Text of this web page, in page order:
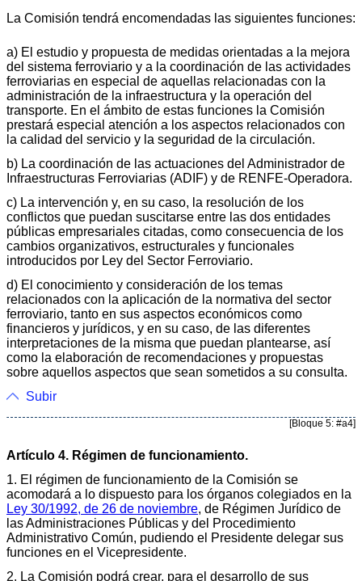
La Comisión tendrá encomendadas las siguientes funciones:
a) El estudio y propuesta de medidas orientadas a la mejora
del sistema ferroviario y a la coordinación de las actividades
ferroviarias en especial de aquellas relacionadas con la
administración de la infraestructura y la operación del
transporte. En el ámbito de estas funciones la Comisión
prestará especial atención a los aspectos relacionados con
la calidad del servicio y la seguridad de la circulación.
b) La coordinación de las actuaciones del Administrador de
Infraestructuras Ferroviarias (ADIF) y de RENFE-Operadora.
c) La intervención y, en su caso, la resolución de los
conflictos que puedan suscitarse entre las dos entidades
públicas empresariales citadas, como consecuencia de los
cambios organizativos, estructurales y funcionales
introducidos por Ley del Sector Ferroviario.
d) El conocimiento y consideración de los temas
relacionados con la aplicación de la normativa del sector
ferroviario, tanto en sus aspectos económicos como
financieros y jurídicos, y en su caso, de las diferentes
interpretaciones de la misma que puedan plantearse, así
como la elaboración de recomendaciones y propuestas
sobre aquellos aspectos que sean sometidos a su consulta.
Subir
[Bloque 5: #a4]
Artículo 4. Régimen de funcionamiento.
1. El régimen de funcionamiento de la Comisión se
acomodará a lo dispuesto para los órganos colegiados en la
Ley 30/1992, de 26 de noviembre, de Régimen Jurídico de
las Administraciones Públicas y del Procedimiento
Administrativo Común, pudiendo el Presidente delegar sus
funciones en el Vicepresidente.
2. La Comisión podrá crear, para el desarrollo de sus